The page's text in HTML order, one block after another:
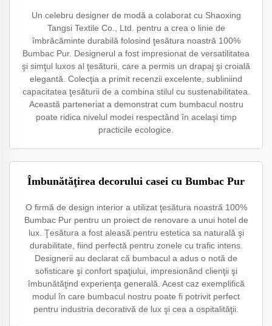
Un celebru designer de modă a colaborat cu Shaoxing
Tangsi Textile Co., Ltd. pentru a crea o linie de
îmbrăcăminte durabilă folosind ţesătura noastră 100%
Bumbac Pur. Designerul a fost impresionat de versatilitatea
şi simţul luxos al ţesăturii, care a permis un drapaj şi croială
elegantă. Colecţia a primit recenzii excelente, subliniind
capacitatea ţesăturii de a combina stilul cu sustenabilitatea.
Această parteneriat a demonstrat cum bumbacul nostru
poate ridica nivelul modei respectând în acelaşi timp
practicile ecologice.
Îmbunătăţirea decorului casei cu Bumbac Pur
O firmă de design interior a utilizat ţesătura noastră 100%
Bumbac Pur pentru un proiect de renovare a unui hotel de
lux. Ţesătura a fost aleasă pentru estetica sa naturală şi
durabilitate, fiind perfectă pentru zonele cu trafic intens.
Designerii au declarat că bumbacul a adus o notă de
sofisticare şi confort spaţiului, impresionând clienţii şi
îmbunătăţind experienţa generală. Acest caz exemplifică
modul în care bumbacul nostru poate fi potrivit perfect
pentru industria decorativă de lux şi cea a ospitalităţii.